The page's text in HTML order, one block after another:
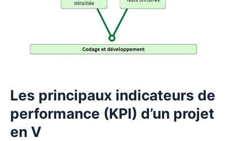
Les principaux indicateurs de
performance (KPI) d’un projet
en V